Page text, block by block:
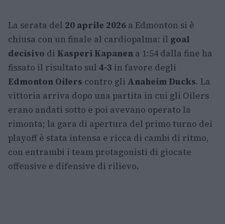
La serata del 20 aprile 2026 a Edmonton si è
chiusa con un finale al cardiopalma: il goal
decisivo di Kasperi Kapanen a 1:54 dalla fine ha
fissato il risultato sul 4-3 in favore degli
Edmonton Oilers contro gli Anaheim Ducks. La
vittoria arriva dopo una partita in cui gli Oilers
erano andati sotto e poi avevano operato la
rimonta; la gara di apertura del primo turno dei
playoff è stata intensa e ricca di cambi di ritmo,
con entrambi i team protagonisti di giocate
offensive e difensive di rilievo.